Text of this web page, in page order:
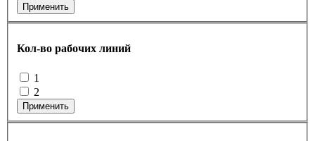
Применить
Кол-во рабочих линий
1
2
Применить